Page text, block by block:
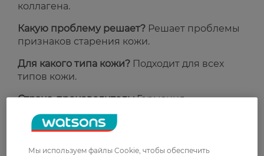
коллагена.
Какую проблему решает? Решает проблемы
признаков старения кожи.
Для какого типа кожи? Подходит для всех
типов кожи.
Страна-производитель:Германия.
Рейтинг и отзывы
Мы используем файлы Cookie, чтобы обеспечить